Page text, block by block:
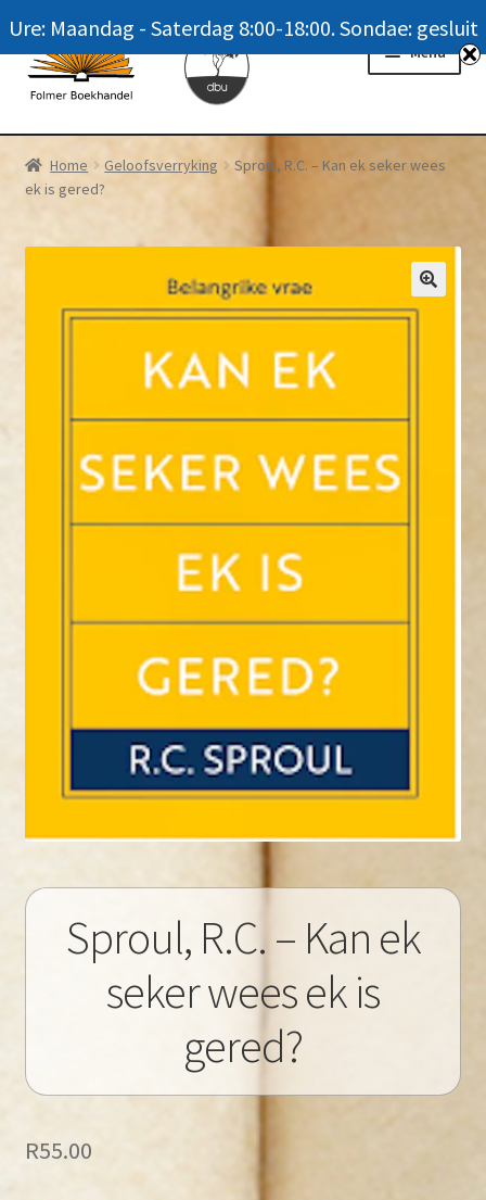
Skip
to
navigation
Skip
to
content
Menu
Homepage
News
Winkel / Shop
My account
Meer oor ons / FAQ
Navrae / Contact Us
Home Geloofsverryking
Sproul, R.C. – Kan ek seker wees
ek is gered?
Sproul, R.C. – Kan ek
seker wees ek is
gered?
R55.00
Ure: Maandag - Saterdag 8:00-18:00. Sondae: gesluit